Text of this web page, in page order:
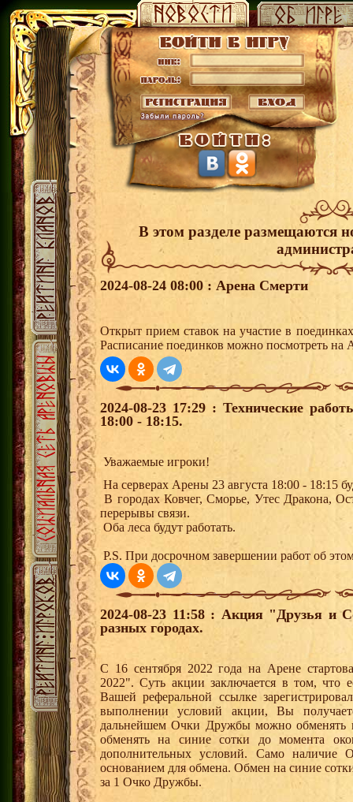
В этом разделе размещаются
2024-08-24 08:00 : Арена Смерти
Открыт прием ставок на участие в
Расписание поединков можно посмотреть на
2024-08-23 17:29 : Технические
18:00 - 18:15.
Уважаемые игроки!
На серверах Арены 23 августа 18:00 - 18:15
В городах Ковчег, Сморье, Утес Дракона,
перерывы связи.
Оба леса будут работать.
P.S. При досрочном завершении работ об
2024-08-23 11:58 : Акция "Друзья и
разных городах.
С 16 сентября 2022 года на Арене
2022". Суть акции заключается в том, что
Вашей реферальной ссылке
выполнении условий акции, Вы
дальнейшем Очки Дружбы можно
обменять на синие сотки до момента
дополнительных условий. Само наличие
основанием для обмена. Обмен на синие
за 1 Очко Дружбы.